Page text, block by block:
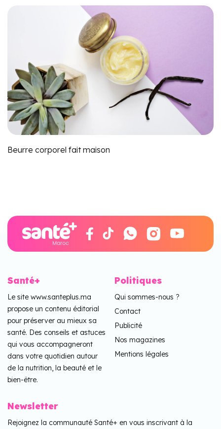
Beurre corporel fait maison
Santé+
Le site www.santeplus.ma
propose un contenu éditorial
pour préserver au mieux sa
santé. Des conseils et astuces
qui vous accompagneront
dans votre quotidien autour
de la nutrition, la beauté et le
bien-être.
Politiques
Qui sommes-nous ?
Contact
Publicité
Nos magazines
Mentions légales
Newsletter
Rejoignez la communauté Santé+ en vous inscrivant à la